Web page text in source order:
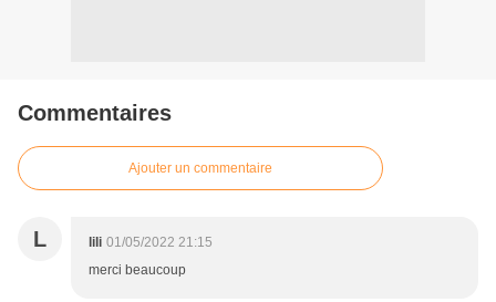
Commentaires
Ajouter un commentaire
L lili 01/05/2022 21:15
merci beaucoup